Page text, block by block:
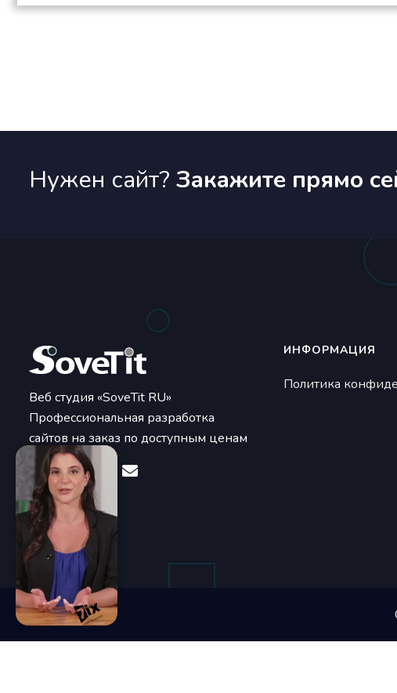
Нужен сайт? Закажите прямо
Веб студия «SoveTit RU»
Профессиональная разработка
сайтов на заказ по доступным ценам
ИНФОРМАЦИЯ
Политика